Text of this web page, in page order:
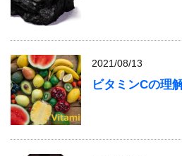
2021/08/13
ビタミンCの理